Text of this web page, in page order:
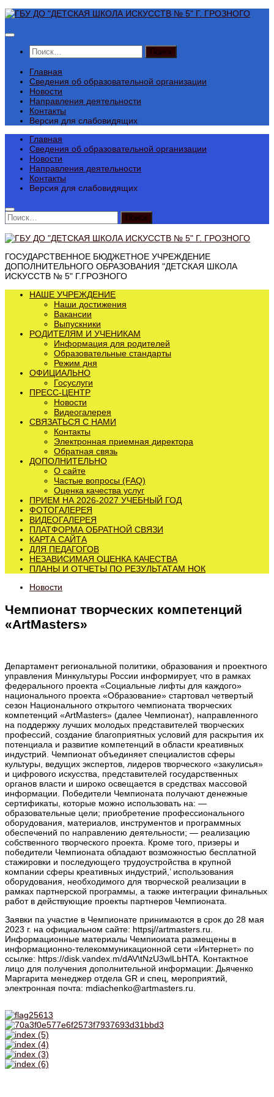
Перейти
содержимому
Найти:
Главная
Сведения об образовательной организации
Новости
Направления деятельности
Контакты
Версия для слабовидящих
Главная
Сведения об образовательной организации
Новости
Направления деятельности
Контакты
Версия для слабовидящих
Найти:
ГОСУДАРСТВЕННОЕ БЮДЖЕТНОЕ УЧРЕЖДЕНИЕ
ДОПОЛНИТЕЛЬНОГО ОБРАЗОВАНИЯ "ДЕТСКАЯ ШКОЛА
ИСКУССТВ № 5" Г.ГРОЗНОГО
НАШЕ УЧРЕЖДЕНИЕ
Наши достижения
Вакансии
Выпускники
РОДИТЕЛЯМ И УЧЕНИКАМ
Информация для родителей
Образовательные стандарты
Режим дня
ОФИЦИАЛЬНО
Госуслуги
ПРЕСС-ЦЕНТР
Новости
Видеогалерея
СВЯЗАТЬСЯ С НАМИ
Контакты
Электронная приемная директора
Обратная связь
ДОПОЛНИТЕЛЬНО
О сайте
Частые вопросы (FAQ)
Оценка качества услуг
ПРИЕМ НА 2026-2027 УЧЕБНЫЙ ГОД
ФОТОГАЛЕРЕЯ
ВИДЕОГАЛЕРЕЯ
ПЛАТФОРМА ОБРАТНОЙ СВЯЗИ
КАРТА САЙТА
ДЛЯ ПЕДАГОГОВ
НЕЗАВИСИМАЯ ОЦЕНКА КАЧЕСТВА
ПЛАНЫ И ОТЧЕТЫ ПО РЕЗУЛЬТАТАМ НОК
Новости
Чемпионат творческих компетенций
«ArtMasters»
Департамент региональной политики, образования и проектного
управления Минкультуры России информирует, что в рамках
федерального проекта «Социальные лифты для каждого»
национального проекта «Образование» стартовал четвертый
сезон Национального открытого чемпионата творческих
компетенций «ArtMasters» (далее Чемпионат), направленного
на поддержку лучших молодых представителей творческих
профессий, создание благоприятных условий для раскрытия их
потенциала и развитие компетенций в области креативных
индустрий. Чемпионат объединяет специалистов сферы
культуры, ведущих экспертов, лидеров творческого «закулисья»
и цифрового искусства, представителей государственных
органов власти и широко освещается в средствах массовой
информации. Победители Чемпионата получают денежные
сертификаты, которые можно использовать на: —
образовательные цели; приобретение профессионального
оборудования, материалов, инструментов и программных
обеспечений по направлению деятельности; — реализацию
собственного творческого проекта. Кроме того, призеры и
победители Чемпионата обладают возможностью бесплатной
стажировки и последующего трудоустройства в крупной
компании сферы креативных индустрий,’ использования
оборудования, необходимого для творческой реализации в
рамках партнерской программы, а также интеграции финальных
работ в действующие проекты партнеров Чемпионата.
Заявки па участие в Чемпионате принимаются в срок до 28 мая
2023 г. на официальном сайте: httpsj//artmasters.ru.
Информационные материалы Чемпиоиата размещены в
информационно-телекоммуникационной сети «Интернет» по
ссылке: https://disk.vandex.m/dAV\tNzU3wlLbHTA. Контактное
лицо для получения дополнительной информации: Дьяченко
Маргарита менеджер отдела GR и спец, мероприятий,
электронная почта: mdiachenko@artmasters.ru.